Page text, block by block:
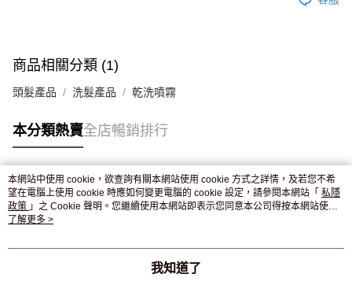
付款後門市自取，訂單確認後2-4個工作天到店，7天內取。逾期後
商品相關分類 (1)
頭髮產品 洗髮產品 乾洗噴霧
本分類熱賣全店暢銷排行
熱門標籤
熱銷排行
本網站中使用 cookie，欲查詢有關本網站使用 cookie 方式之詳情，及若您不希
望在電腦上使用 cookie 時應如何變更電腦的 cookie 設定，請參閱本網站「 私隱
政策 」之 Cookie 聲明。您繼續使用本網站即表示您同意本公司得按本網站使用
條款之 Cookie 聲明使用 cookie。
了解更多 >
我知道了